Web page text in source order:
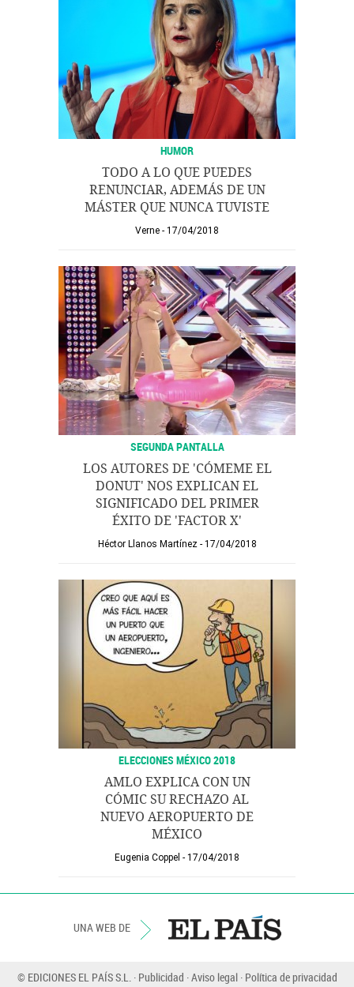
HUMOR
TODO A LO QUE PUEDES
RENUNCIAR, ADEMÁS DE UN
MÁSTER QUE NUNCA TUVISTE
Verne 17/04/2018
SEGUNDA PANTALLA
LOS AUTORES DE 'CÓMEME EL
DONUT' NOS EXPLICAN EL
SIGNIFICADO DEL PRIMER
ÉXITO DE 'FACTOR X'
Héctor Llanos Martínez 17/04/2018
ELECCIONES MÉXICO 2018
AMLO EXPLICA CON UN
CÓMIC SU RECHAZO AL
NUEVO AEROPUERTO DE
MÉXICO
Eugenia Coppel 17/04/2018
UNA WEB DE
© EDICIONES EL PAÍS S.L. Publicidad Aviso legal Política de privacidad